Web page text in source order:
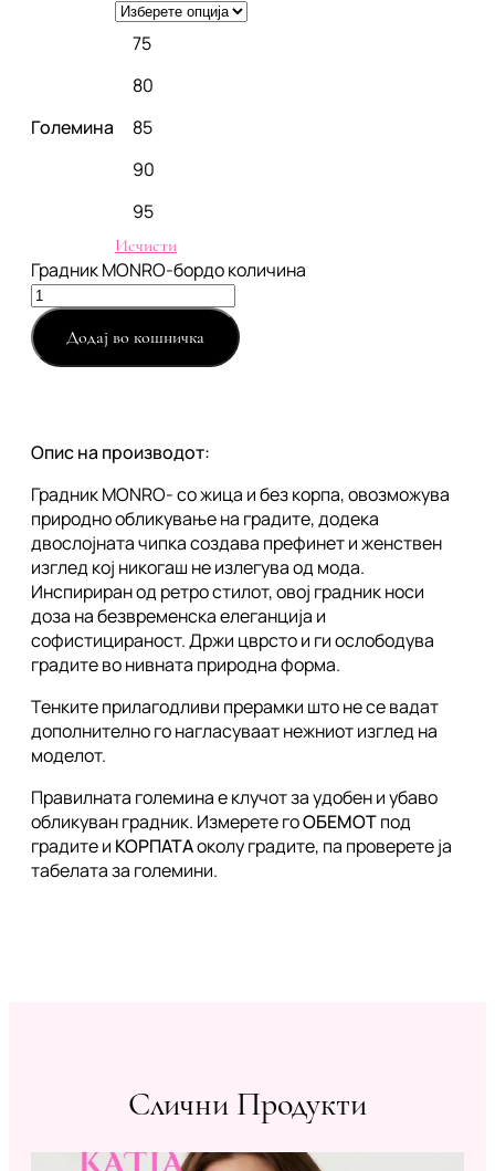
Големина
75
80
85
90
95
Исчисти
Градник MONRO-бордо количина
Додај во кошничка
Опис на производот:
Градник MONRO- со жица и без корпа, овозможува
природно обликување на градите, додека
двослојната чипка создава префинет и женствен
изглед кој никогаш не излегува од мода.
Инспириран од ретро стилот, овој градник носи
доза на безвременска елеганција и
софистицираност. Држи цврсто и ги ослободува
градите во нивната природна форма.
Тенките прилагодливи прерамки што не се вадат
дополнително го нагласуваат нежниот изглед на
моделот.
Правилната големина е клучот за удобен и убаво
обликуван градник. Измерете гоОБЕМОТпод
градите и КОРПАТАоколу градите, па проверете ја
табелата за големини.
Слични Продукти